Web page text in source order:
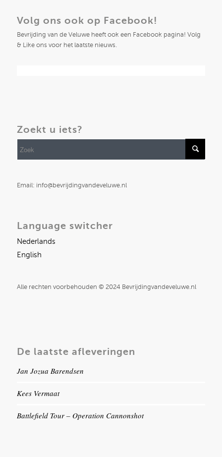
Volg ons ook op Facebook!
Bevrijding van de Veluwe heeft ook een Facebook pagina! Volg
& Like ons voor het laatste nieuws.
Zoekt u iets?
Email: info@bevrijdingvandeveluwe.nl
Language switcher
Nederlands
English
Alle rechten voorbehouden © 2024 Bevrijdingvandeveluwe.nl
De laatste afleveringen
Jan Jozua Barendsen
Kees Vermaat
Battlefield Tour – Operation Cannonshot